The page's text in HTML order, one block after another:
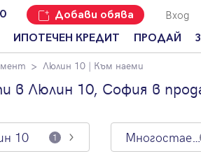
Добави обява Вход
ИПОТЕЧЕН КРЕДИТ ПРОДАЙ
Добави
имот с
Адрес?
Люлин 10 | Към наеми
в Люлин 10, София в
10 1 Многостаен апартамент